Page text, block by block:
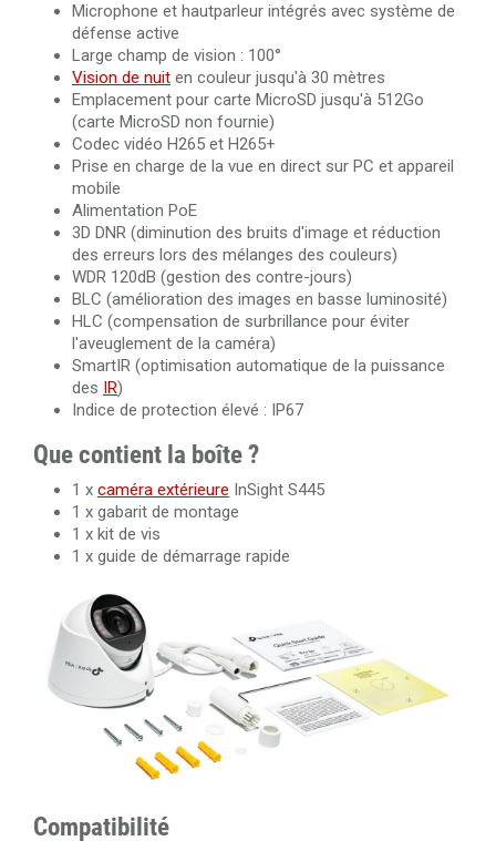
Microphone et hautparleur intégrés avec système de
défense active
Large champ de vision : 100°
Vision de nuit en couleur jusqu'à 30 mètres
Emplacement pour carte MicroSD jusqu'à 512Go
(carte MicroSD non fournie)
Codec vidéo H265 et H265+
Prise en charge de la vue en direct sur PC et appareil
mobile
Alimentation PoE
3D DNR (diminution des bruits d'image et réduction
des erreurs lors des mélanges des couleurs)
WDR 120dB (gestion des contre-jours)
BLC (amélioration des images en basse luminosité)
HLC (compensation de surbrillance pour éviter
l'aveuglement de la caméra)
SmartIR (optimisation automatique de la puissance
des IR)
Indice de protection élevé : IP67
Que contient la boîte ?
1 x caméra extérieure InSight S445
1 x gabarit de montage
1 x kit de vis
1 x guide de démarrage rapide
Compatibilité